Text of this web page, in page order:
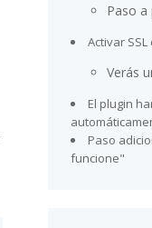
Paso a
Activar
Verás
El plugin
Paso
funcione"